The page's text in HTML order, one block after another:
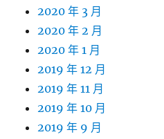
2020 年 3 月
2020 年 2 月
2020 年 1 月
2019 年 12 月
2019 年 11 月
2019 年 10 月
2019 年 9 月